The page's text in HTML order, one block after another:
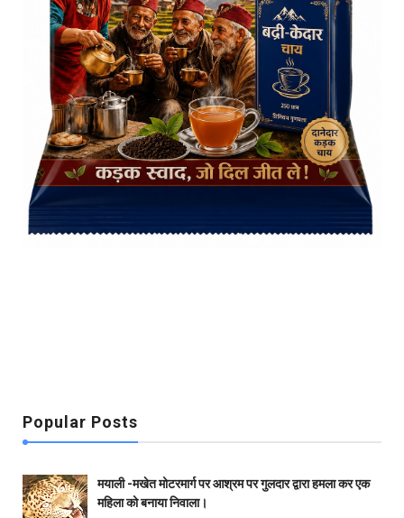
Popular Posts
मयाली -मखेत मोटरमार्ग पर आश्रम पर गुलदार द्वारा हमला कर एक
महिला को बनाया निवाला।